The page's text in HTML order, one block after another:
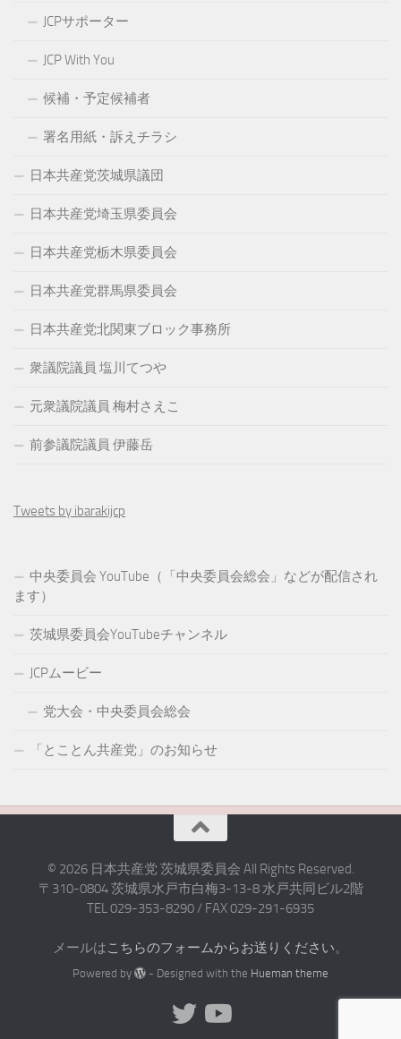
JCPサポーター
JCP With You
候補・予定候補者
署名用紙・訴えチラシ
日本共産党茨城県議団
日本共産党埼玉県委員会
日本共産党栃木県委員会
日本共産党群馬県委員会
日本共産党北関東ブロック事務所
衆議院議員 塩川てつや
元衆議院議員 梅村さえこ
前参議院議員 伊藤岳
Tweets by ibarakijcp
中央委員会 YouTube（「中央委員会総会」などが配信され
ます）
茨城県委員会YouTubeチャンネル
JCPムービー
党大会・中央委員会総会
「とことん共産党」のお知らせ
© 2026 日本共産党 茨城県委員会 All Rights Reserved.
〒310-0804 茨城県水戸市白梅3-13-8 水戸共同ビル2階
TEL 029-353-8290 / FAX 029-291-6935
メールはこちらのフォームからお送りください。
Powered by - Designed with the Hueman theme